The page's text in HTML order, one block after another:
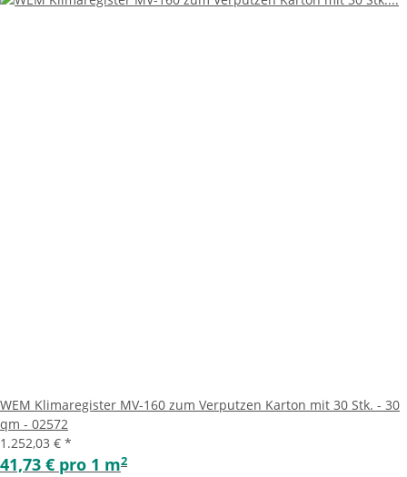
WEM Klimaregister MV-160 zum Verputzen Karton mit 30 Stk. - 30
qm - 02572
1.252,03 € *
41,73 € pro 1 m2